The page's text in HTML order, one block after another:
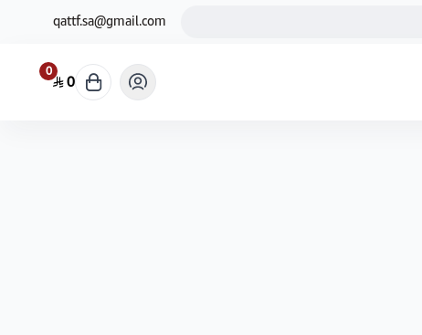
qattf.sa@gmail.com
0
0